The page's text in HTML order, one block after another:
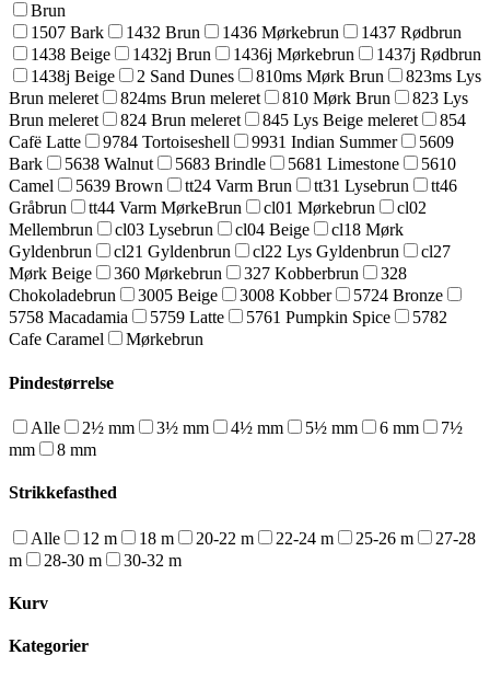
Brun
1507 Bark
1432 Brun 1436 Mørkebrun
1437 Rødbrun
1438 Beige
1432j Brun 1436j Mørkebrun
1437j Rødbrun
1438j Beige
2 Sand Dunes 810ms Mørk Brun
823ms Lys
Brun meleret
824ms Brun meleret 810 Mørk Brun
823 Lys
Brun meleret
824 Brun meleret 845 Lys Beige meleret
854
Cafë Latte
9784 Tortoiseshell 9931 Indian Summer
5609
Bark
5638 Walnut 5683 Brindle 5681 Limestone
5610
Camel
5639 Brown tt24 Varm Brun tt31 Lysebrun
tt46
Gråbrun
tt44 Varm MørkeBrun cl01 Mørkebrun
cl02
Mellembrun
cl03 Lysebrun cl04 Beige
cl18 Mørk
Gyldenbrun
cl21 Gyldenbrun cl22 Lys Gyldenbrun
cl27
Mørk Beige
360 Mørkebrun 327 Kobberbrun
328
Chokoladebrun
3005 Beige 3008 Kobber
5724 Bronze
5758 Macadamia
5759 Latte 5761 Pumpkin Spice
5782
Cafe Caramel
Mørkebrun
Pindestørrelse
Alle 2½ mm 3½ mm 4½ mm 5½ mm 6 mm
7½
mm
8 mm
Strikkefasthed
Alle 12 m 18 m 20-22 m 22-24 m 25-26 m
27-28
m
28-30 m 30-32 m
Kurv
Kategorier